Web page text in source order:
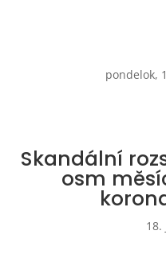
pondelok,
Skandální
osm
18.